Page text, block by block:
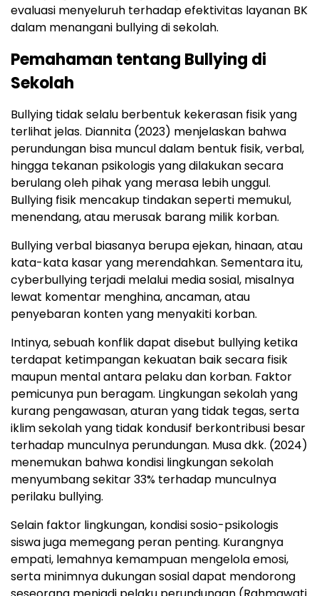
evaluasi menyeluruh terhadap efektivitas layanan BK
dalam menangani bullying di sekolah.
Pemahaman tentang Bullying di
Sekolah
Bullying tidak selalu berbentuk kekerasan fisik yang
terlihat jelas. Diannita (2023) menjelaskan bahwa
perundungan bisa muncul dalam bentuk fisik, verbal,
hingga tekanan psikologis yang dilakukan secara
berulang oleh pihak yang merasa lebih unggul.
Bullying fisik mencakup tindakan seperti memukul,
menendang, atau merusak barang milik korban.
Bullying verbal biasanya berupa ejekan, hinaan, atau
kata-kata kasar yang merendahkan. Sementara itu,
cyberbullying terjadi melalui media sosial, misalnya
lewat komentar menghina, ancaman, atau
penyebaran konten yang menyakiti korban.
Intinya, sebuah konflik dapat disebut bullying ketika
terdapat ketimpangan kekuatan baik secara fisik
maupun mental antara pelaku dan korban. Faktor
pemicunya pun beragam. Lingkungan sekolah yang
kurang pengawasan, aturan yang tidak tegas, serta
iklim sekolah yang tidak kondusif berkontribusi besar
terhadap munculnya perundungan. Musa dkk. (2024)
menemukan bahwa kondisi lingkungan sekolah
menyumbang sekitar 33% terhadap munculnya
perilaku bullying.
Selain faktor lingkungan, kondisi sosio-psikologis
siswa juga memegang peran penting. Kurangnya
empati, lemahnya kemampuan mengelola emosi,
serta minimnya dukungan sosial dapat mendorong